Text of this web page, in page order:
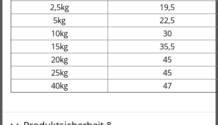
2,5kg
19,5
5kg
22,5
10kg
30
15kg
35,5
20kg
45
25kg
45
40kg
47